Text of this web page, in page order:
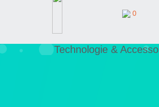
0
Technologie &